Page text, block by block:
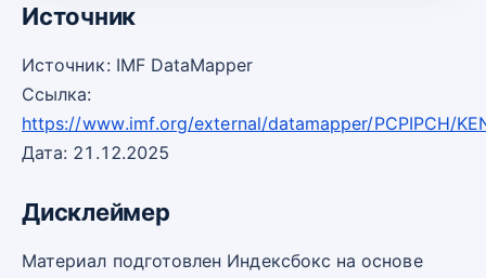
Источник
Источник: IMF DataMapper
Ссылка:
https://www.imf.org/external/datamapper/PCPIPCH/
Дата: 21.12.2025
Дисклеймер
Материал подготовлен Индексбокс на основе